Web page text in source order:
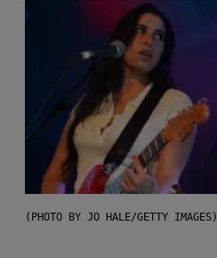
(PHOTO BY JO HALE/GETTY IMAGES)